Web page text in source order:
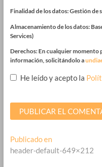
Finalidad de los datos: Gestión de
Almacenamiento de los datos:
Services)
Derechos: En cualquier
información, solicitándolo a
He leído y acepto la
Navegación
de
Publicado en
header-default-649×212